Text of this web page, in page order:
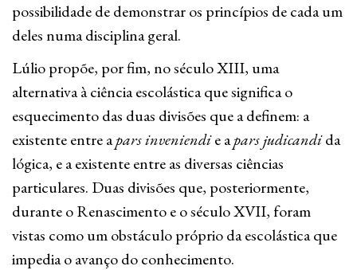
possibilidade de demonstrar os princípios de cada um
deles numa disciplina geral.
Lúlio propõe, por fim, no século XIII, uma
alternativa à ciência escolástica que significa o
esquecimento das duas divisões que a definem: a
existente entre apars inveniendie apars judicandida
lógica, e a existente entre as diversas ciências
particulares. Duas divisões que, posteriormente,
durante o Renascimento e o século XVII, foram
vistas como um obstáculo próprio da escolástica que
impedia o avanço do conhecimento.